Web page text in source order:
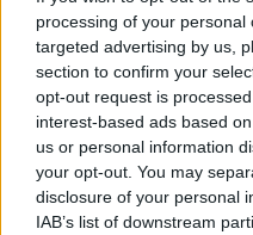
processing of your
targeted advertising by us,
section to confirm your
opt-out request is
interest-based ads based
us or personal information
your opt-out. You may
disclosure of your personal
IAB’s list of downstream
27 Φεβρουαρίου 2026
Μεταπροπονητική
που θέλεις να
πάντα μετά την
27 Φεβρουαρίου 2026